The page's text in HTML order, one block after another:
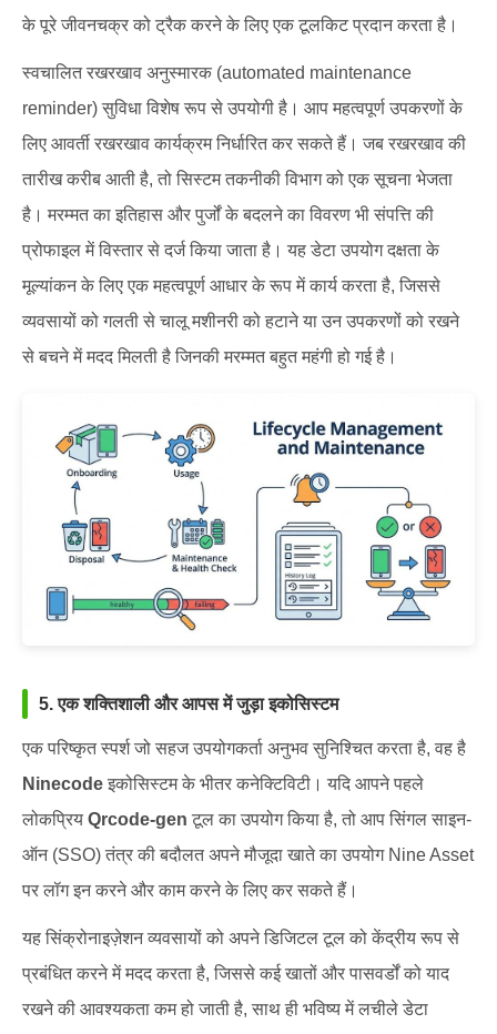
के पूरे जीवनचक्र को ट्रैक करने के लिए एक टूलकिट प्रदान करता है।
स्वचालित रखरखाव अनुस्मारक (automated maintenance
reminder) सुविधा विशेष रूप से उपयोगी है। आप महत्वपूर्ण उपकरणों के
लिए आवर्ती रखरखाव कार्यक्रम निर्धारित कर सकते हैं। जब रखरखाव की
तारीख करीब आती है, तो सिस्टम तकनीकी विभाग को एक सूचना भेजता
है। मरम्मत का इतिहास और पुर्जों के बदलने का विवरण भी संपत्ति की
प्रोफाइल में विस्तार से दर्ज किया जाता है। यह डेटा उपयोग दक्षता के
मूल्यांकन के लिए एक महत्वपूर्ण आधार के रूप में कार्य करता है, जिससे
व्यवसायों को गलती से चालू मशीनरी को हटाने या उन उपकरणों को रखने
से बचने में मदद मिलती है जिनकी मरम्मत बहुत महंगी हो गई है।
5. एक शक्तिशाली और आपस में जुड़ा इकोसिस्टम
एक परिष्कृत स्पर्श जो सहज उपयोगकर्ता अनुभव सुनिश्चित करता है, वह है
Ninecode इकोसिस्टम के भीतर कनेक्टिविटी। यदि आपने पहले
लोकप्रिय Qrcode-gen टूल का उपयोग किया है, तो आप सिंगल साइन-
ऑन (SSO) तंत्र की बदौलत अपने मौजूदा खाते का उपयोग Nine Asset
पर लॉग इन करने और काम करने के लिए कर सकते हैं।
यह सिंक्रोनाइज़ेशन व्यवसायों को अपने डिजिटल टूल को केंद्रीय रूप से
प्रबंधित करने में मदद करता है, जिससे कई खातों और पासवर्डों को याद
रखने की आवश्यकता कम हो जाती है, साथ ही भविष्य में लचीले डेटा